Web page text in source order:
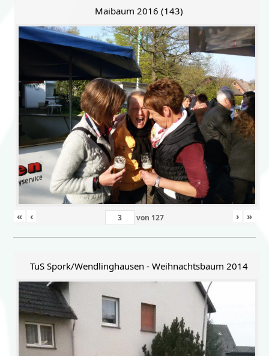
Maibaum 2016 (143)
« ‹ von 127 › »
TuS Spork/Wendlinghausen - Weihnachtsbaum 2014